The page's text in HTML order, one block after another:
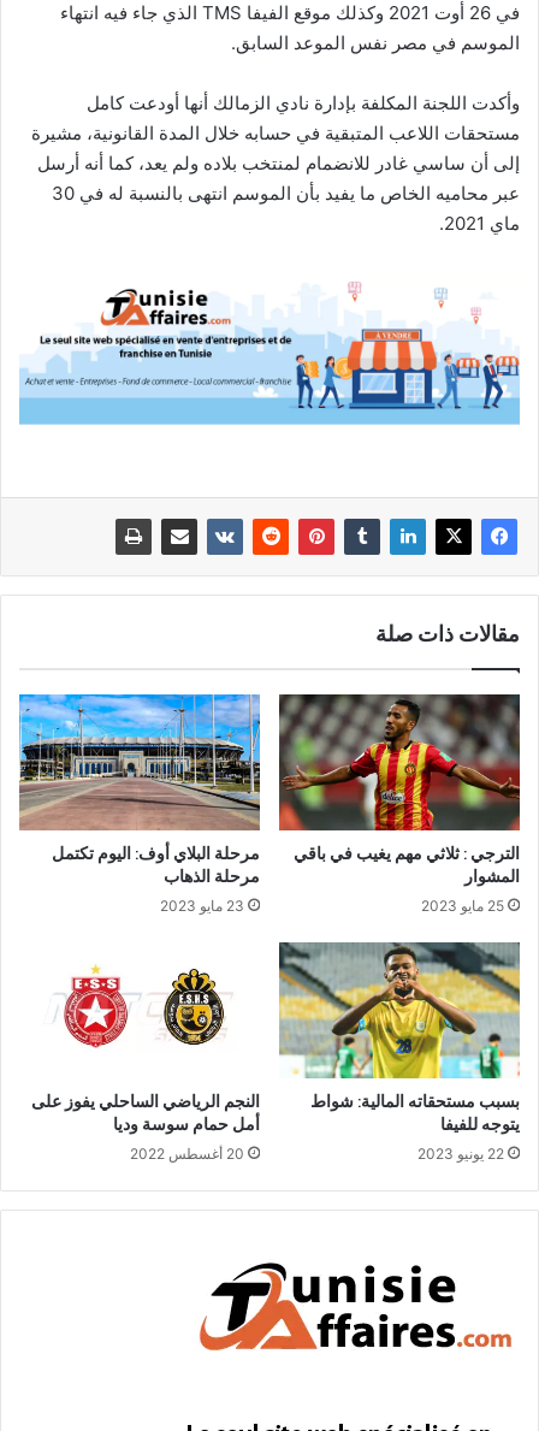
في 26 أوت 2021 وكذلك موقع الفيفا TMS الذي جاء فيه انتهاء
الموسم في مصر نفس الموعد السابق.
وأكدت اللجنة المكلفة بإدارة نادي الزمالك أنها أودعت كامل
مستحقات اللاعب المتبقية في حسابه خلال المدة القانونية، مشيرة
إلى أن ساسي غادر للانضمام لمنتخب بلاده ولم يعد، كما أنه أرسل
عبر محاميه الخاص ما يفيد بأن الموسم انتهى بالنسبة له في 30
ماي 2021.
مقالات ذات صلة
الترجي : ثلاثي مهم يغيب في باقي
المشوار
25 مايو 2023
مرحلة البلاي أوف: اليوم تكتمل
مرحلة الذهاب
23 مايو 2023
بسبب مستحقاته المالية: شواط
يتوجه للفيفا
22 يونيو 2023
النجم الرياضي الساحلي يفوز على
أمل حمام سوسة وديا
20 أغسطس 2022